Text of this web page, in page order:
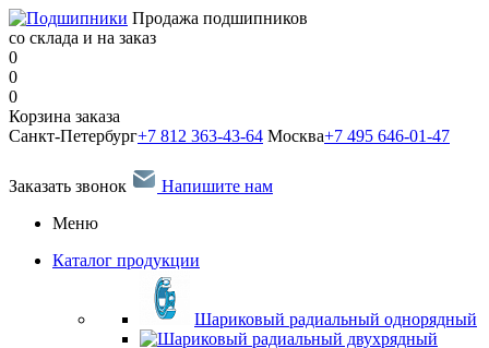
Продажа подшипников
со склада и на заказ
0
0
0
Корзина заказа
Санкт-Петербург+7 812 363-43-64 Москва+7 495 646-01-47
Заказать звонок
Напишите нам
Меню
Каталог продукции
Шариковый радиальный однорядный